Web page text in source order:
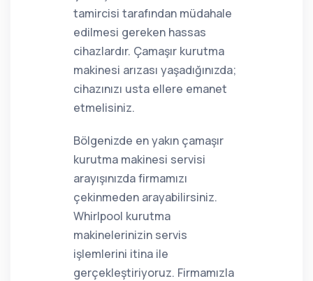
tamircisi tarafından müdahale
edilmesi gereken hassas
cihazlardır. Çamaşır kurutma
makinesi arızası yaşadığınızda;
cihazınızı usta ellere emanet
etmelisiniz.
Bölgenizde en yakın çamaşır
kurutma makinesi servisi
arayışınızda firmamızı
çekinmeden arayabilirsiniz.
Whirlpool kurutma
makinelerinizin servis
işlemlerini itina ile
gerçekleştiriyoruz. Firmamızla